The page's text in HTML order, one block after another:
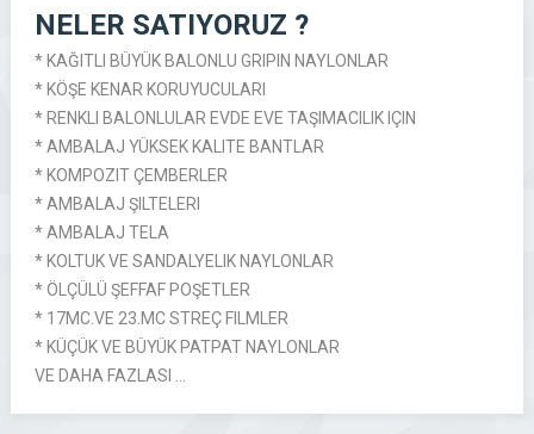
NELER SATIYORUZ ?
* KAĞITLI BÜYÜK BALONLU GRIPIN NAYLONLAR
* KÖŞE KENAR KORUYUCULARI
* RENKLI BALONLULAR EVDE EVE TAŞIMACILIK IÇIN
* AMBALAJ YÜKSEK KALITE BANTLAR
* KOMPOZIT ÇEMBERLER
* AMBALAJ ŞILTELERI
* AMBALAJ TELA
* KOLTUK VE SANDALYELIK NAYLONLAR
* ÖLÇÜLÜ ŞEFFAF POŞETLER
* 17MC.VE 23.MC STREÇ FILMLER
* KÜÇÜK VE BÜYÜK PATPAT NAYLONLAR
VE DAHA FAZLASI …